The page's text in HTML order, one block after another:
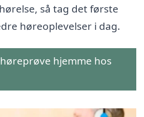
så tag det første
høreoplevelser i dag.
hjemme hos